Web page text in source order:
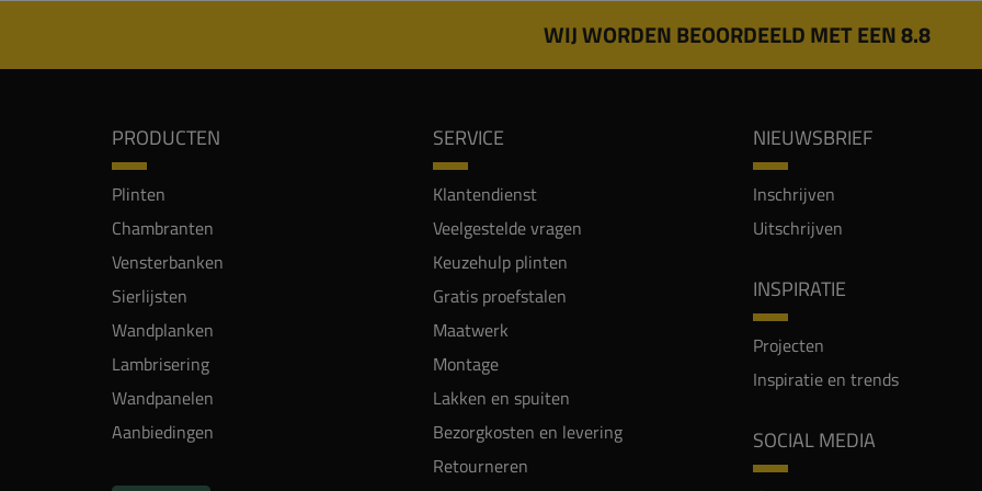
WIJ WORDEN BEOORDEELD MET EEN 8.8
PRODUCTEN
Plinten
Chambranten
Vensterbanken
Sierlijsten
Wandplanken
Lambrisering
Wandpanelen
Aanbiedingen
SERVICE
Klantendienst
Veelgestelde vragen
Keuzehulp plinten
Gratis proefstalen
Maatwerk
Montage
Lakken en spuiten
Bezorgkosten en levering
Retourneren
NIEUWSBRIEF
Inschrijven
Uitschrijven
INSPIRATIE
Projecten
Inspiratie en trends
SOCIAL MEDIA